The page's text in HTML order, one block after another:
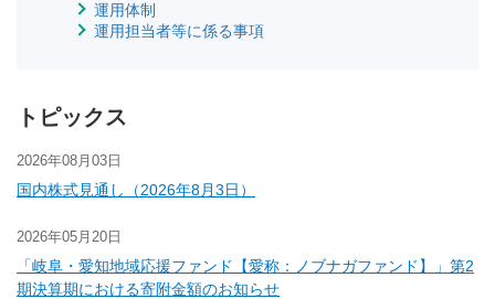
運用体制
運用担当者等に係る事項
トピックス
2026年08月03日
国内株式見通し（2026年8月3日）
2026年05月20日
「岐阜・愛知地域応援ファンド【愛称：ノブナガファンド】」第2
期決算期における寄附金額のお知らせ